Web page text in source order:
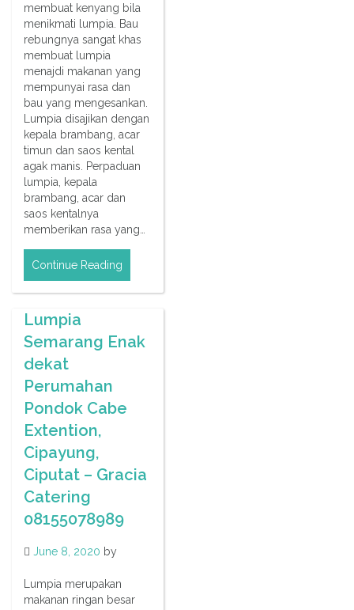
membuat kenyang bila
menikmati lumpia. Bau
rebungnya sangat khas
membuat lumpia
menajdi makanan yang
mempunyai rasa dan
bau yang mengesankan.
Lumpia disajikan dengan
kepala brambang, acar
timun dan saos kental
agak manis. Perpaduan
lumpia, kepala
brambang, acar dan
saos kentalnya
memberikan rasa yang…
Continue Reading
Lumpia
Semarang Enak
dekat
Perumahan
Pondok Cabe
Extention,
Cipayung,
Ciputat – Gracia
Catering
08155078989
June 8, 2020 by
Lumpia merupakan
makanan ringan besar